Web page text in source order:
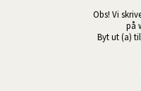
Obs! Vi
på
Byt ut (a)